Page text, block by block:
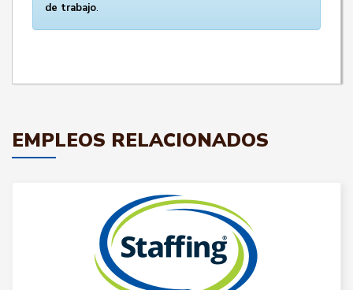
de trabajo.
EMPLEOS RELACIONADOS